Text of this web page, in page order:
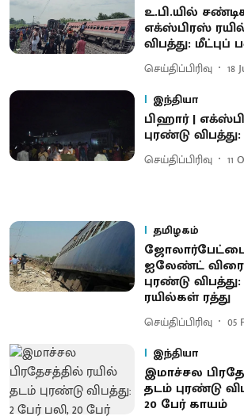
உ.பி.யில்
எக்ஸ்பிரஸ்
விபத்து: மீட்புப்
செய்திப்பிரிவு 18
இந்தியா
பிஹார் |
புரண்டு
செய்திப்பிரிவு 11
தமிழகம்
ஐலேண்ட்
புரண்டு விபத்து
ரயில்கள் ரத்து
செய்திப்பிரிவு 05
இந்தியா
இமாச்சல
தடம் புரண்டு
20 பேர் காயம்